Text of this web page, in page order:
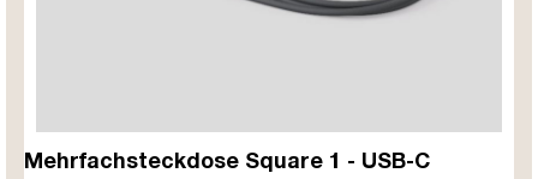
Mehrfachsteckdose Square 1 - USB-C